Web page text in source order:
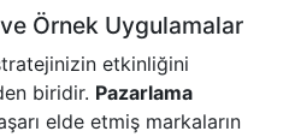
Örnek Uygulamalar
etkinliğini
biridir. Pazarlama
elde etmiş markaların